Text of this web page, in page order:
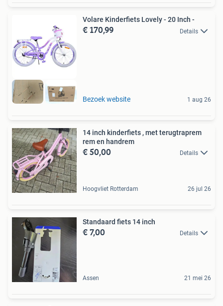
Volare Kinderfiets Lovely - 20 Inch -
€ 170,99 Details
Bezoek website 1 aug 26
14 inch kinderfiets , met terugtraprem
rem en handrem
€ 50,00 Details
Hoogvliet Rotterdam 26 jul 26
Standaard fiets 14 inch
€ 7,00 Details
Assen 21 mei 26